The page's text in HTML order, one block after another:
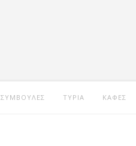
ΣΥΜΒΟΥΛΕΣ ΤΥΡΙΑ ΚΑΦΕΣ